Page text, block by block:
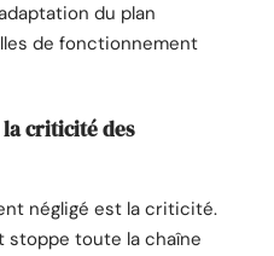
du plan
de fonctionnement
criticité des
négligé est la criticité.
stoppe toute la chaîne